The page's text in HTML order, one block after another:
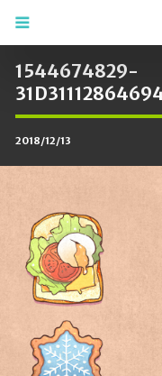
1544674829-
2018/12/13